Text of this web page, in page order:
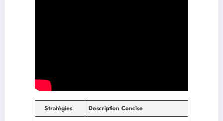
Stratégies Description Concise